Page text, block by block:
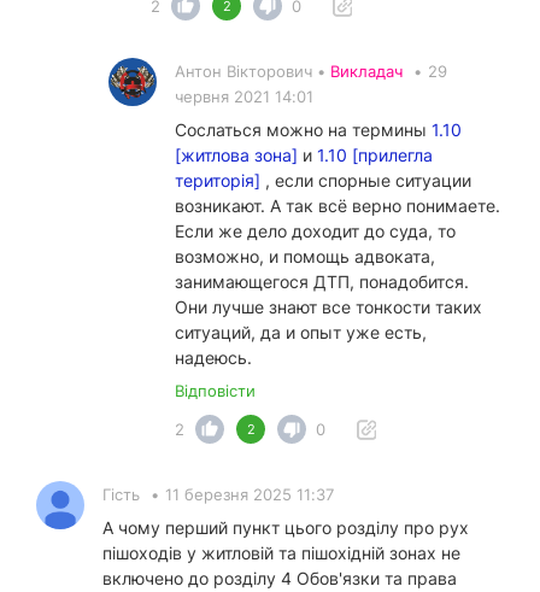
2
2 0
Антон Вікторович • Викладач • 29
червня 2021 14:01
Сослаться можно на термины 1.10
[житлова зона] и 1.10 [прилегла
територія] , если спорные ситуации
возникают. А так всё верно понимаете.
Если же дело доходит до суда, то
возможно, и помощь адвоката,
занимающегося ДТП, понадобится.
Они лучше знают все тонкости таких
ситуаций, да и опыт уже есть,
надеюсь.
Відповісти
2
2 0
Гість • 11 березня 2025 11:37
А чому перший пункт цього розділу про рух
пішоходів у житловій та пішохідній зонах не
включено до розділу 4 Обов'язки та права